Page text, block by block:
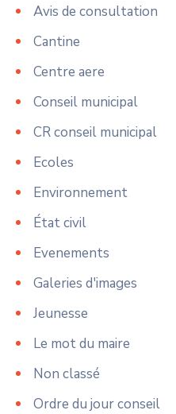
Avis de consultation
Cantine
Centre aere
Conseil municipal
CR conseil municipal
Ecoles
Environnement
État civil
Evenements
Galeries d'images
Jeunesse
Le mot du maire
Non classé
Ordre du jour conseil